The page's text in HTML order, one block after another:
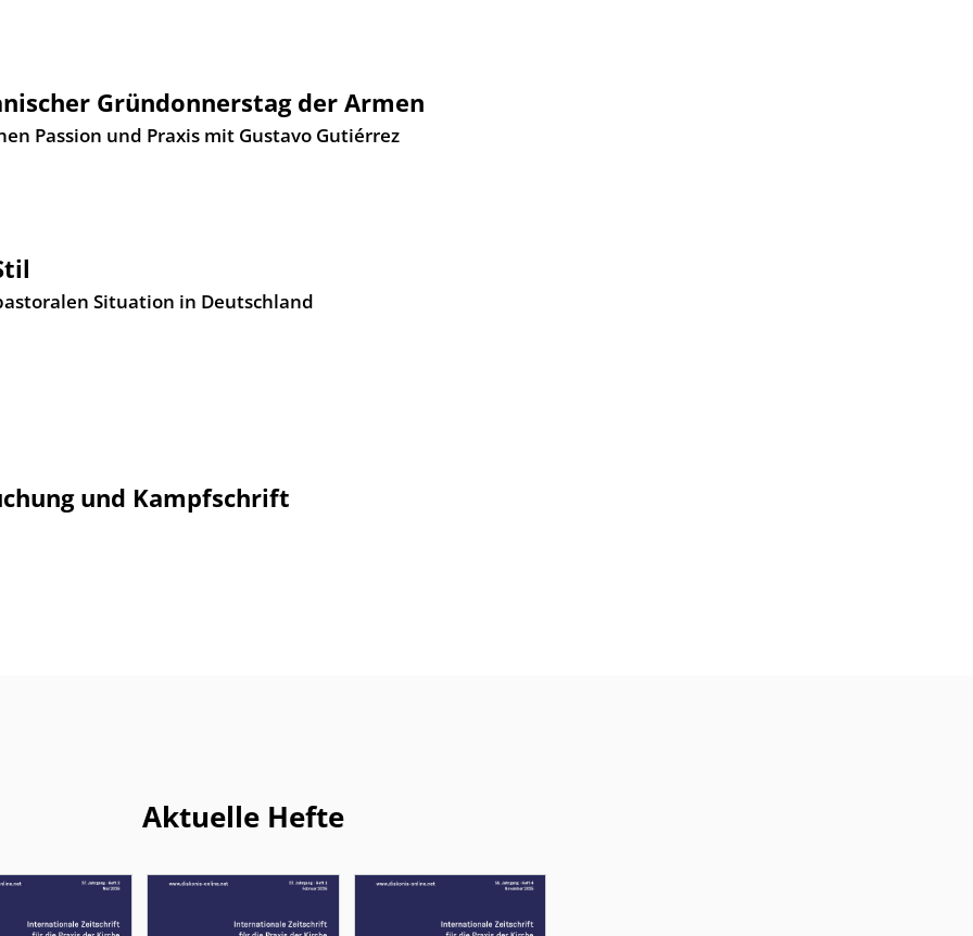
Gründonnerstag der Armen
Passion und Praxis mit Gustavo Gutiérrez
Situation in Deutschland
und Kampfschrift
Aktuelle Hefte